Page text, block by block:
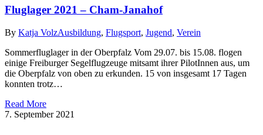
Fluglager 2021 – Cham-Janahof
By Katja VolzAusbildung, Flugsport, Jugend, Verein
Sommerfluglager in der Oberpfalz Vom 29.07. bis 15.08. flogen
einige Freiburger Segelflugzeuge mitsamt ihrer PilotInnen aus, um
die Oberpfalz von oben zu erkunden. 15 von insgesamt 17 Tagen
konnten trotz…
Read More
7. September 2021